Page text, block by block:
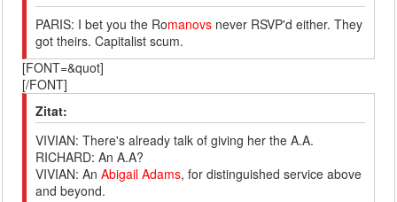
PARIS: I bet you the Romanovs never RSVP'd either. They
got theirs. Capitalist scum.
[FONT=&quot]
[/FONT]
Zitat:
VIVIAN: There's already talk of giving her the A.A.
RICHARD: An A.A?
VIVIAN: AnAbigail Adams, for distinguished service above
and beyond.